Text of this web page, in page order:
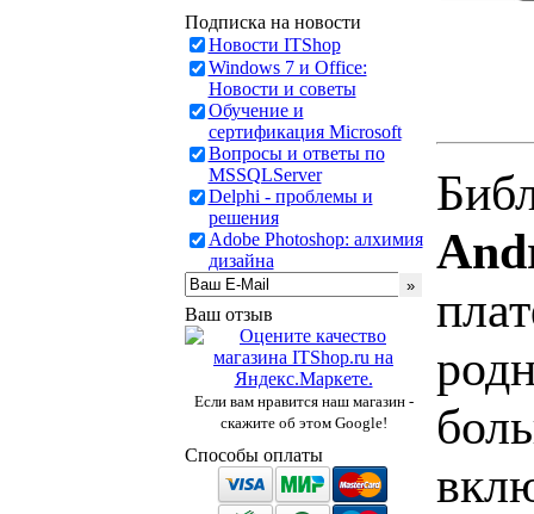
Подписка на новости
Новости ITShop
Windows 7 и Office:
Новости и советы
Обучение и
сертификация Microsoft
Вопросы и ответы по
MSSQLServer
Delphi - проблемы и
решения
Adobe Photoshop: алхимия
дизайна
Ваш отзыв
Если вам нравится наш магазин -
скажите об этом Google!
Способы оплаты